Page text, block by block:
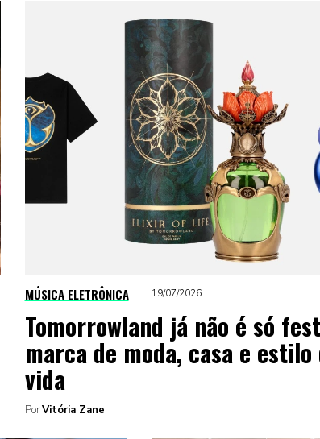
MÚSICA ELETRÔNICA 19/07/2026
Tomorrowland já não é só
marca de moda, casa e estilo
vida
PorVitória Zane